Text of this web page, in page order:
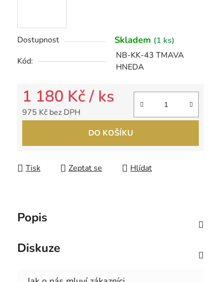
Dostupnost Skladem (1 ks)
Kód:
NB-KK-43 TMAVA
HNEDA
1 180 Kč/ ks
975 Kč bez DPH
DO KOŠÍKU
Tisk Zeptat se Hlídat
Popis
Diskuze